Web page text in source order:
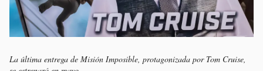
La última entrega de Misión Imposible, protagonizada por Tom Cruise,